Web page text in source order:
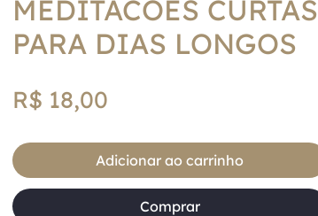
MEDITACÕES CURTAS
PARA DIAS LONGOS
R$ 18,00
Adicionar ao carrinho
Comprar